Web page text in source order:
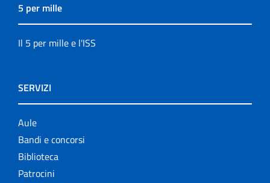
5 per mille
Il 5 per mille e l'ISS
SERVIZI
Aule
Bandi e concorsi
Biblioteca
Patrocini